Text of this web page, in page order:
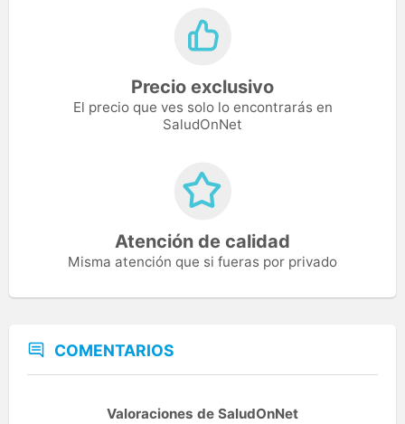
Precio exclusivo
El precio que ves solo lo encontrarás en
SaludOnNet
Atención de calidad
Misma atención que si fueras por privado
COMENTARIOS
Valoraciones de SaludOnNet